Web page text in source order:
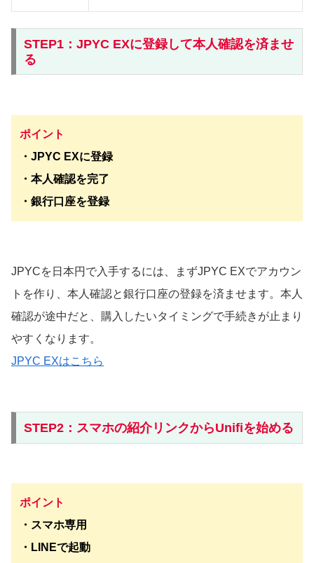
STEP1：JPYC EXに登録して本人確認を済ませ
る
ポイント
・JPYC EXに登録
・本人確認を完了
・銀行口座を登録
JPYCを日本円で入手するには、まずJPYC EXでアカウン
トを作り、本人確認と銀行口座の登録を済ませます。本人
確認が途中だと、購入したいタイミングで手続きが止まり
やすくなります。
JPYC EXはこちら
STEP2：スマホの紹介リンクからUnifiを始める
ポイント
・スマホ専用
・LINEで起動